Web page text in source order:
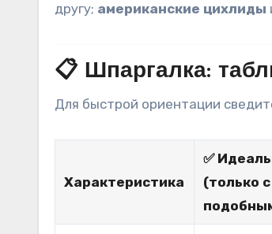
другу; американские цихлиды
📋 Шпаргалка:
Для быстрой ориентации
Характеристика
✅
(только